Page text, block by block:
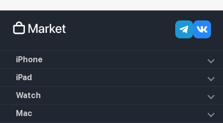
iPhone
iPhone 17e
iPhone 17 Pro
iPhone 17
iPad
iPad Air (2022)
iPad 10.2 (2021)
Watch
Apple Watch SE 3 2025
Mac